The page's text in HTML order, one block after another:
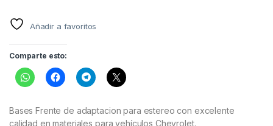
Añadir a favoritos
Comparte esto:
Bases Frente de adaptacion para estereo con excelente
calidad en materiales para vehículos Chevrolet.